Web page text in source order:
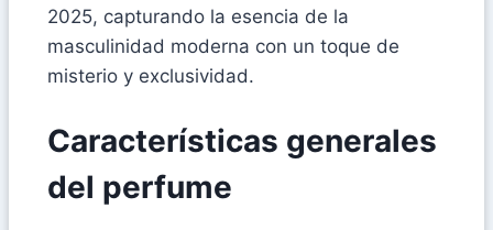
2025, capturando la esencia de la
masculinidad moderna con un toque de
misterio y exclusividad.
Características generales
del perfume